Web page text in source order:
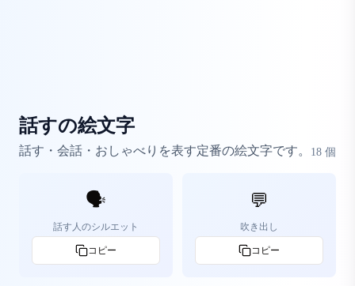
話すの絵文字
話す・会話・おしゃべりを表す定番の絵文字です。 18 個
🗣️
話す人のシルエット
コピー
💬
吹き出し
コピー